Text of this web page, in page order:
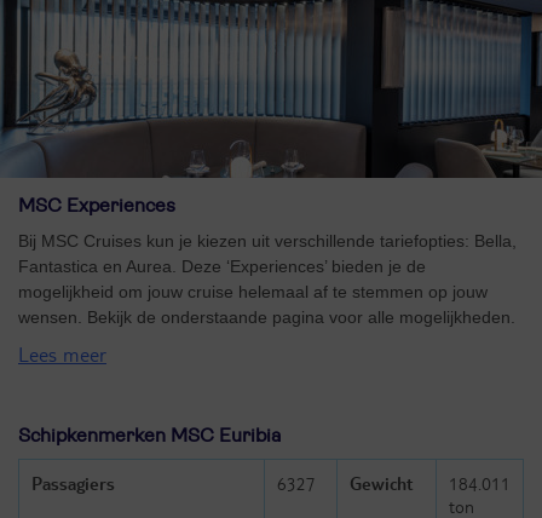
MSC Experiences
Bij MSC Cruises kun je kiezen uit verschillende tariefopties: Bella,
Fantastica en Aurea. Deze ‘Experiences’ bieden je de
mogelijkheid om jouw cruise helemaal af te stemmen op jouw
wensen. Bekijk de onderstaande pagina voor alle mogelijkheden.
Lees meer
Schipkenmerken MSC Euribia
Passagiers 6327 Gewicht
184.011
ton